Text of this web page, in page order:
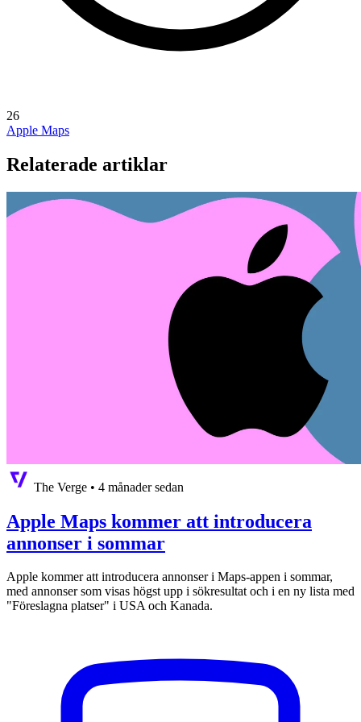
26
Apple Maps
Relaterade artiklar
The Verge • 4 månader sedan
Apple Maps kommer att introducera
annonser i sommar
Apple kommer att introducera annonser i Maps-appen i sommar,
med annonser som visas högst upp i sökresultat och i en ny lista med
"Föreslagna platser" i USA och Kanada.